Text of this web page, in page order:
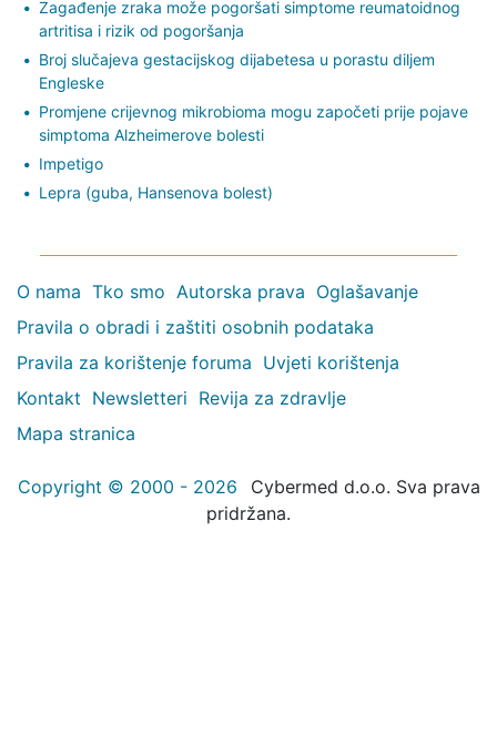
Zagađenje zraka može pogoršati simptome reumatoidnog
artritisa i rizik od pogoršanja
Broj slučajeva gestacijskog dijabetesa u porastu diljem
Engleske
Promjene crijevnog mikrobioma mogu započeti prije pojave
simptoma Alzheimerove bolesti
Impetigo
Lepra (guba, Hansenova bolest)
O nama Tko smo Autorska prava Oglašavanje
Pravila o obradi i zaštiti osobnih podataka
Pravila za korištenje foruma Uvjeti korištenja
Kontakt Newsletteri Revija za zdravlje
Mapa stranica
Copyright © 2000 - 2026
Cybermed d.o.o. Sva prava
pridržana.